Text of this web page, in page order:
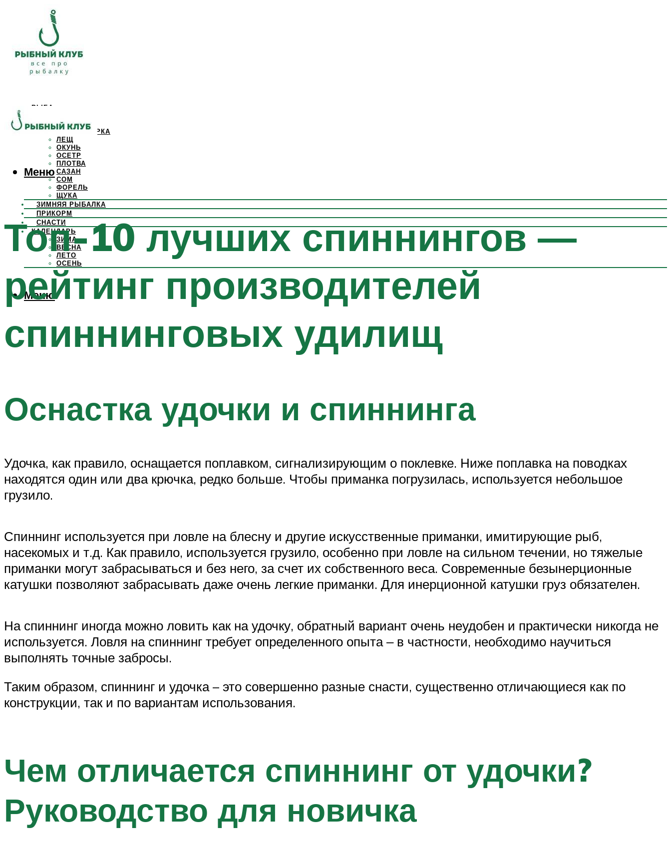
РЫБА
КАРП
КРАСНОПЕРКА
ЛЕЩ
ОКУНЬ
ОСЕТР
ПЛОТВА
САЗАН
СОМ
ФОРЕЛЬ
ЩУКА
ЗИМНЯЯ РЫБАЛКА
ПРИКОРМ
СНАСТИ
КАЛЕНДАРЬ
ЗИМА
ВЕСНА
ЛЕТО
ОСЕНЬ
Меню
Меню
Топ-10 лучших спиннингов —
рейтинг производителей
спиннинговых удилищ
Оснастка удочки и спиннинга
Удочка, как правило, оснащается поплавком, сигнализирующим о поклевке. Ниже поплавка на поводках
находятся один или два крючка, редко больше. Чтобы приманка погрузилась, используется небольшое
грузило.
Спиннинг используется при ловле на блесну и другие искусственные приманки, имитирующие рыб,
насекомых и т.д. Как правило, используется грузило, особенно при ловле на сильном течении, но тяжелые
приманки могут забрасываться и без него, за счет их собственного веса. Современные безынерционные
катушки позволяют забрасывать даже очень легкие приманки. Для инерционной катушки груз обязателен.
На спиннинг иногда можно ловить как на удочку, обратный вариант очень неудобен и практически никогда не
используется. Ловля на спиннинг требует определенного опыта ‒ в частности, необходимо научиться
выполнять точные забросы.
Таким образом, спиннинг и удочка – это совершенно разные снасти, существенно отличающиеся как по
конструкции, так и по вариантам использования.
Чем отличается спиннинг от удочки?
Руководство для новичка